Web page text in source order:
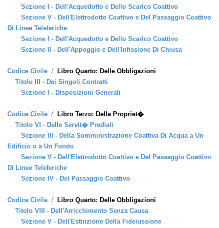
Sezione I - Dell'Acquedotto e Dello Scarico Coattivo
Sezione V - Dell'Elettrodotto Coattivo e Del Passaggio Coattivo
Di Linee Teleferiche
Sezione I - Dell'Acquedotto e Dello Scarico Coattivo
Sezione II - Dell'Appoggio e Dell'Infissione Di Chiusa
Codice Civile / Libro Quarto: Delle Obbligazioni
Titolo III - Dei Singoli Contratti
Sezione I - Disposizioni Generali
Codice Civile / Libro Terzo: Della Propriet�
Titolo VI - Delle Servit� Prediali
Sezione III - Della Somministrazione Coattiva Di Acqua a Un
Edificio o a Un Fondo
Sezione V - Dell'Elettrodotto Coattivo e Del Passaggio Coattivo
Di Linee Teleferiche
Sezione IV - Del Passaggio Coattivo
Codice Civile / Libro Quarto: Delle Obbligazioni
Titolo VIII - Dell'Arricchimento Senza Causa
Sezione V - Dell'Estinzione Della Fideiussione